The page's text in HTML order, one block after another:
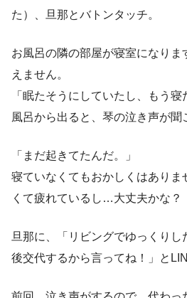
た）、旦那とバトンタッチ。
お風呂の隣の部屋が寝室になりま
えません。
「眠たそうにしていたし、もう
風呂から出ると、琴の泣き声が聞
「まだ起きてたんだ。」
寝ていなくてもおかしくはありま
くて疲れているし…大丈夫かな？
旦那に、「リビングでゆっくりし
後交代するから言ってね！」と